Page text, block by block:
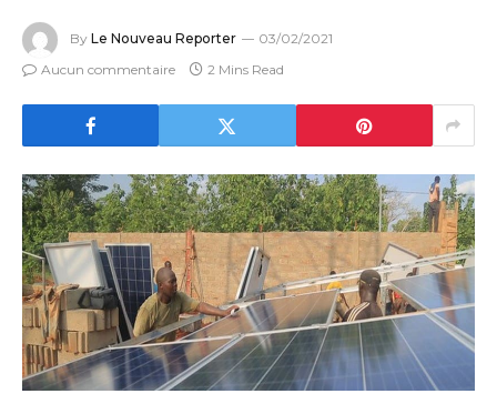
By Le Nouveau Reporter
03/02/2021
Aucun commentaire
2 Mins Read